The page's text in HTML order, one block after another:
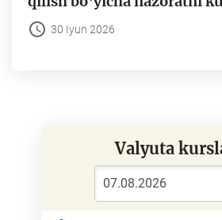
30 Iyun 2026
Valyuta